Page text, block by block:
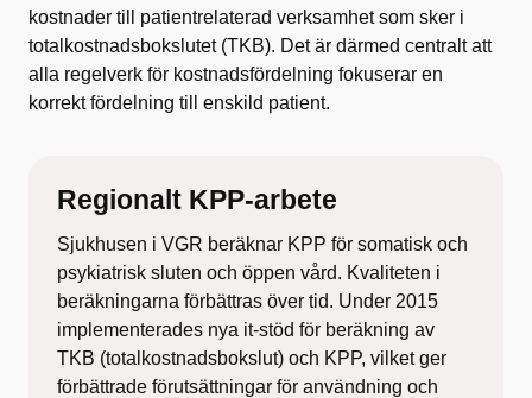
kostnader till patientrelaterad verksamhet som sker i
totalkostnadsbokslutet (TKB). Det är därmed centralt att
alla regelverk för kostnadsfördelning fokuserar en
korrekt fördelning till enskild patient.
Regionalt KPP-arbete
Sjukhusen i VGR beräknar KPP för somatisk och
psykiatrisk sluten och öppen vård. Kvaliteten i
beräkningarna förbättras över tid. Under 2015
implementerades nya it-stöd för beräkning av
TKB (totalkostnadsbokslut) och KPP, vilket ger
förbättrade förutsättningar för användning och